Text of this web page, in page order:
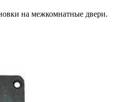
на межкомнатные двери.